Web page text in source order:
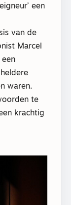
een
van de
Marcel
waren.
te
krachtig